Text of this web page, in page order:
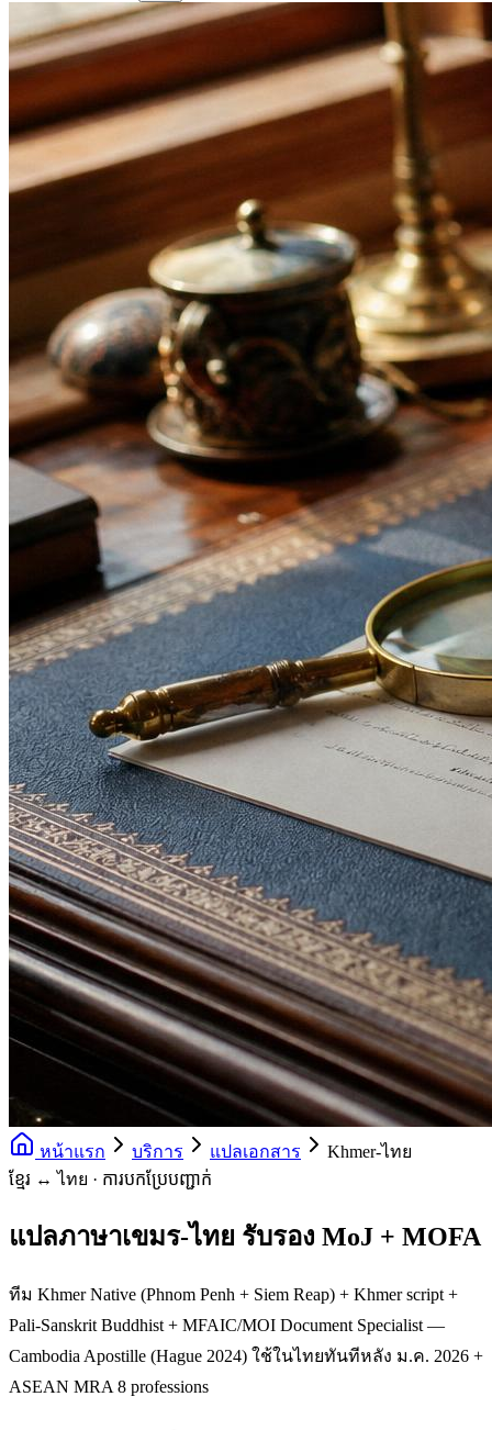
หน้าแรก บริการ แปลเอกสาร
Khmer-ไทย
ខ្មែរ ↔ ไทย · ការបកប្រែបញ្ជាក់
แปลภาษาเขมร-ไทย รับรอง MoJ + MOFA
ทีม Khmer Native (Phnom Penh + Siem Reap) + Khmer script +
Pali-Sanskrit Buddhist + MFAIC/MOI Document Specialist —
Cambodia Apostille (Hague 2024) ใช้ในไทยทันทีหลัง ม.ค. 2026 +
ASEAN MRA 8 professions